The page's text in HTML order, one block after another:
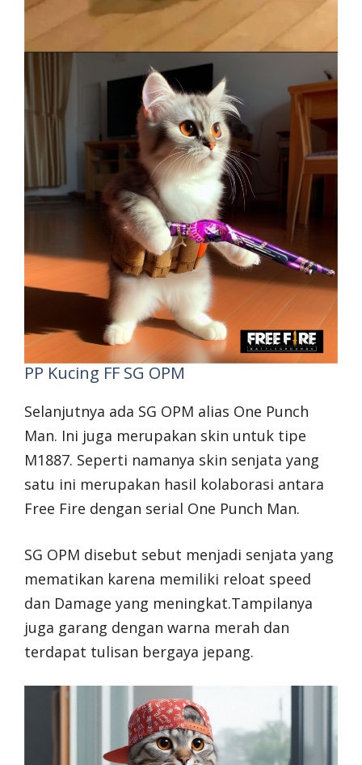
PP Kucing FF SG OPM
Selanjutnya ada SG OPM alias One Punch
Man. Ini juga merupakan skin untuk tipe
M1887. Seperti namanya skin senjata yang
satu ini merupakan hasil kolaborasi antara
Free Fire dengan serial One Punch Man.
SG OPM disebut sebut menjadi senjata yang
mematikan karena memiliki reloat speed
dan Damage yang meningkat.Tampilanya
juga garang dengan warna merah dan
terdapat tulisan bergaya jepang.